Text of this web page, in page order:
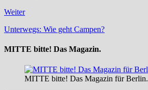
Weiter
Unterwegs: Wie geht Campen?
MITTE bitte! Das Magazin.
MITTE bitte! Das Magazin für Berlin.